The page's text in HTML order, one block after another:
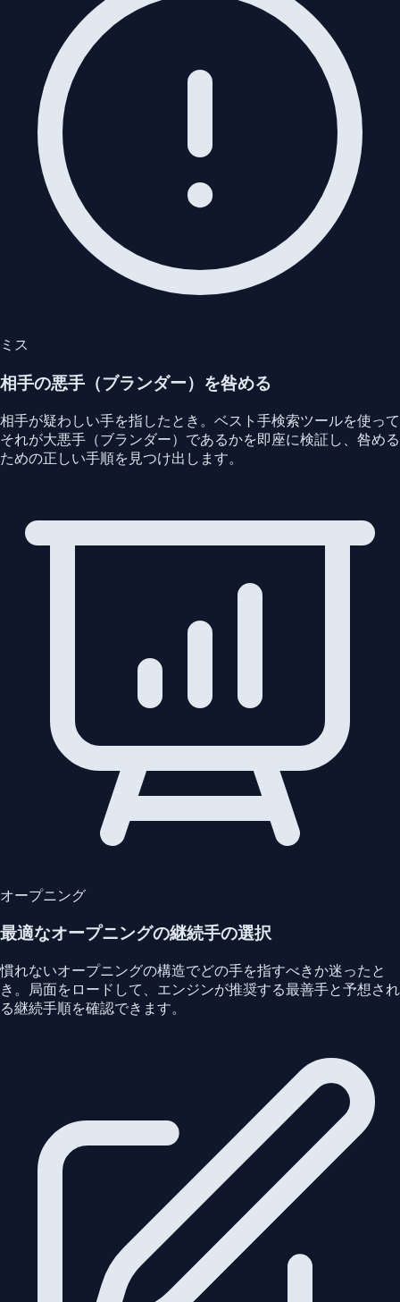
ミス
相手の悪手（ブランダー）を咎める
相手が疑わしい手を指したとき。ベスト手検索ツールを使って
それが大悪手（ブランダー）であるかを即座に検証し、咎める
ための正しい手順を見つけ出します。
オープニング
最適なオープニングの継続手の選択
慣れないオープニングの構造でどの手を指すべきか迷ったと
き。局面をロードして、エンジンが推奨する最善手と予想され
る継続手順を確認できます。